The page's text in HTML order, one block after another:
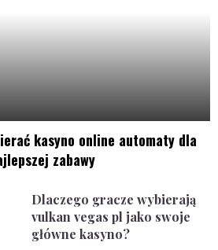
kasyno online automaty dla
zabawy
Dlaczego gracze wybierają
vulkan vegas pl jako swoje
główne kasyno?